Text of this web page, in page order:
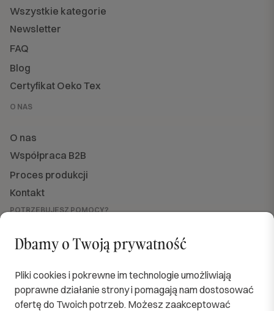
Wszystkie kategorie
Newsletter
FAQ
Blog
Certyfikat Oeko Tex
O NAS
O nas
Współpraca B2B
Proces produkcji
Kontakt
POTRZEBUJESZ POMOCY?
od PN do PT w godzinach od 8:00 do 16:00.
sklep@softimi.pl +48 570 571 060
OBSERWUJ NAS
Dbamy o Twoją prywatność
Pliki cookies i pokrewne im technologie umożliwiają
poprawne działanie strony i pomagają nam dostosować
ofertę do Twoich potrzeb. Możesz zaakceptować